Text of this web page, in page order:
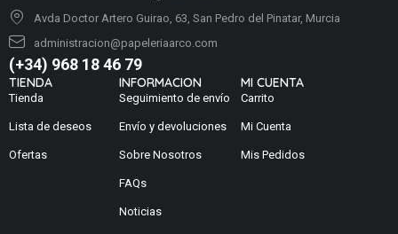
Avda Doctor Artero Guirao, 63, San Pedro del Pinatar, Murcia
administracion@papeleriaarco.com
(+34) 968 18 46 79
TIENDA
Tienda
Lista de deseos
Ofertas
INFORMACION
Seguimiento de envío
Envío y devoluciones
Sobre Nosotros
FAQs
Noticias
MI CUENTA
Carrito
Mi Cuenta
Mis Pedidos